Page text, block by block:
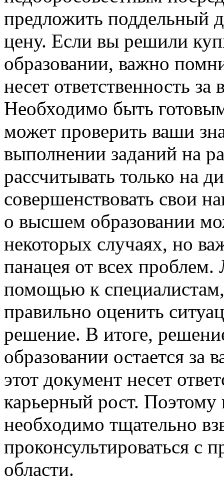
предложить поддельный
цену. Если вы решили
образовании, важно
несет ответственность
Необходимо быть
может проверить ваши
выполнении заданий на
рассчитывать только на
совершенствовать свои
о высшем образовании
некоторых случаях, но
панацея от всех проблем.
помощью к
правильно оценить
решение. В итоге,
образовании остается
этот документ несет
карьерный рост.
необходимо тщательно
проконсультироваться с
области.